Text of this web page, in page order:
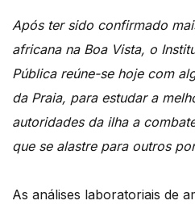
Após ter sido confirmado
africana na Boa Vista, o
Pública reúne-se hoje com
da Praia, para estudar a
autoridades da ilha a
que se alastre para outros
As análises laboratoriais de